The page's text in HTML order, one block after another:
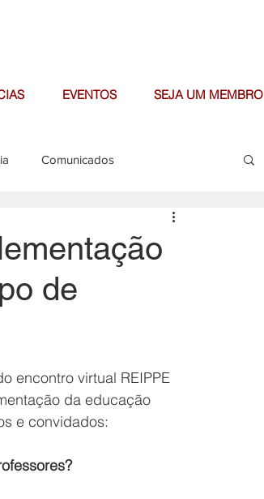
EVENTOS SEJA UM MEMBRO
Comunicados
de
encontro virtual REIPPE
da educação
e convidados: